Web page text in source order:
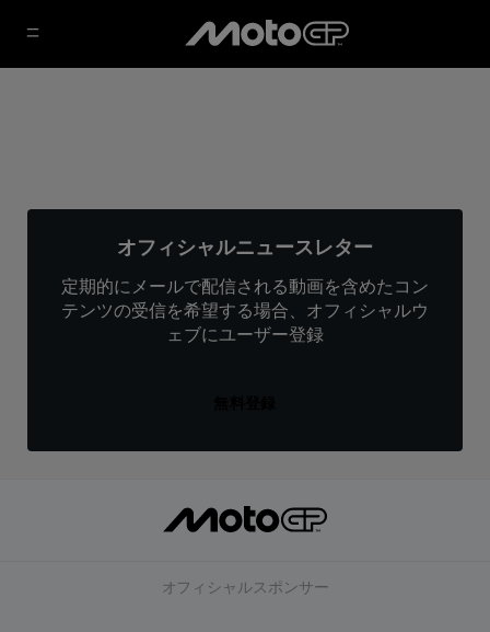
オフィシャルニュースレター
定期的にメールで配信される動画を含めたコン
テンツの受信を希望する場合、オフィシャルウ
ェブにユーザー登録
オフィシャルスポンサー